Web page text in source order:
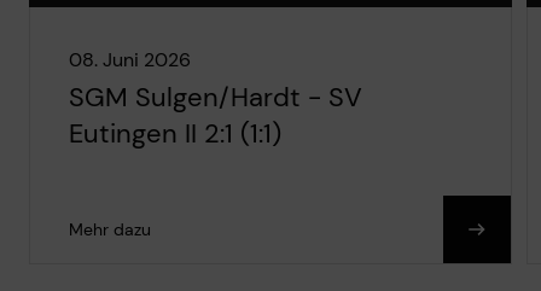
08. Juni 2026
SGM Sulgen/Hardt - SV
Eutingen II 2:1 (1:1)
Mehr dazu